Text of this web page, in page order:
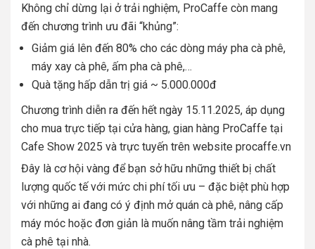
Không chỉ dừng lại ở trải nghiệm, ProCaffe còn mang
đến chương trình ưu đãi “khủng”:
Giảm giá lên đến 80% cho các dòng máy pha cà phê,
máy xay cà phê, ấm pha cà phê,…
Quà tặng hấp dẫn trị giá ~ 5.000.000đ
Chương trình diễn ra đến hết ngày 15.11.2025, áp dụng
cho mua trực tiếp tại cửa hàng, gian hàng ProCaffe tại
Cafe Show 2025 và trực tuyến trên website procaffe.vn
Đây là cơ hội vàng để bạn sở hữu những thiết bị chất
lượng quốc tế với mức chi phí tối ưu – đặc biệt phù hợp
với những ai đang có ý định mở quán cà phê, nâng cấp
máy móc hoặc đơn giản là muốn nâng tầm trải nghiệm
cà phê tại nhà.